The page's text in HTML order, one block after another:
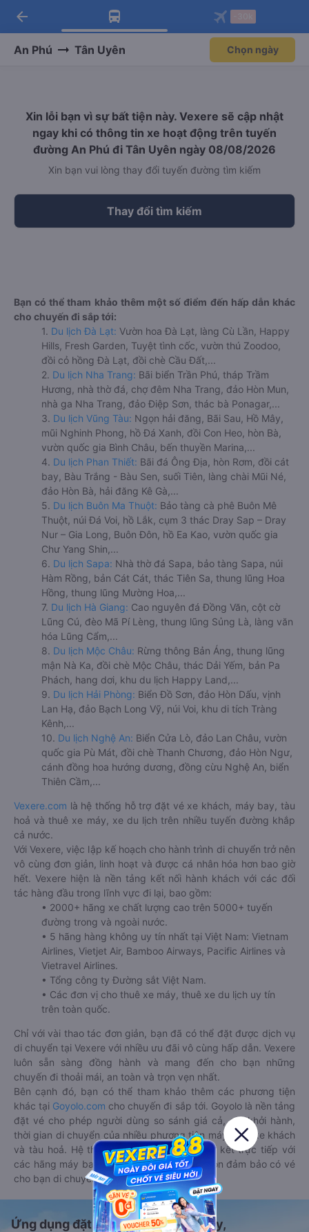
Tải app Vexere ngay!
Nhận ưu đãi thành viên độc
Mở app
Tải app Vexere
-30k/ghế khi đặt vé máy bay qua
Mở app
arrow_back
An Phú Tân Uyên Chọn ngày
Xin lỗi bạn vì sự bất tiện này. Vexere sẽ cập nhật
ngay khi có thông tin xe hoạt động trên tuyến
đường An Phú đi Tân Uyên ngày 08/08/2026
Xin bạn vui lòng thay đổi tuyến đường tìm kiếm
Thay đổi tìm kiếm
Bạn có thể tham khảo thêm một số điểm đến hấp dẫn khác
cho chuyến đi sắp tới:
1. Du lịch Đà Lạt: Vườn hoa Đà Lạt, làng Cù Lần, Happy
Hills, Fresh Garden, Tuyệt tình cốc, vườn thú Zoodoo,
đồi cỏ hồng Đà Lạt, đồi chè Cầu Đất,...
2. Du lịch Nha Trang: Bãi biển Trần Phú, tháp Trầm
Hương, nhà thờ đá, chợ đêm Nha Trang, đảo Hòn Mun,
nhà ga Nha Trang, đảo Điệp Sơn, thác bà Ponagar,...
3. Du lịch Vũng Tàu: Ngọn hải đăng, Bãi Sau, Hồ Mây,
mũi Nghinh Phong, hồ Đá Xanh, đồi Con Heo, hòn Bà,
vườn quốc gia Bình Châu, bến thuyền Marina,...
4. Du lịch Phan Thiết: Bãi đá Ông Địa, hòn Rơm, đồi cát
bay, Bàu Trắng - Bàu Sen, suối Tiên, làng chài Mũi Né,
đảo Hòn Bà, hải đăng Kê Gà,...
5. Du lịch Buôn Ma Thuột: Bảo tàng cà phê Buôn Mê
Thuột, núi Đá Voi, hồ Lắk, cụm 3 thác Dray Sap – Dray
Nur – Gia Long, Buôn Đôn, hồ Ea Kao, vườn quốc gia
Chư Yang Shin,...
6. Du lịch Sapa: Nhà thờ đá Sapa, bảo tàng Sapa, núi
Hàm Rồng, bản Cát Cát, thác Tiên Sa, thung lũng Hoa
Hồng, thung lũng Mường Hoa,...
7. Du lịch Hà Giang: Cao nguyên đá Đồng Văn, cột cờ
Lũng Cú, đèo Mã Pí Lèng, thung lũng Sủng Là, làng văn
hóa Lũng Cẩm,...
8. Du lịch Mộc Châu: Rừng thông Bản Áng, thung lũng
mận Nà Ka, đồi chè Mộc Châu, thác Dải Yếm, bản Pa
Phách, hang dơi, khu du lịch Happy Land,...
9. Du lịch Hải Phòng: Biển Đồ Sơn, đảo Hòn Dấu, vịnh
Lan Hạ, đảo Bạch Long Vỹ, núi Voi, khu di tích Tràng
Kênh,...
10. Du lịch Nghệ An: Biển Cửa Lò, đảo Lan Châu, vườn
quốc gia Pù Mát, đồi chè Thanh Chương, đảo Hòn Ngư,
cánh đồng hoa hướng dương, đồng cừu Nghệ An, biển
Thiên Cầm,...
Vexere.com là hệ thống hỗ trợ đặt vé xe khách, máy bay, tàu
hoả và thuê xe máy, xe du lịch trên nhiều tuyến đường khắp
cả nước.
Với Vexere, việc lập kế hoạch cho hành trình di chuyển trở nên
vô cùng đơn giản, linh hoạt và được cá nhân hóa hơn bao giờ
hết. Vexere hiện là nền tảng kết nối hành khách với các đối
tác hàng đầu trong lĩnh vực đi lại, bao gồm:
• 2000+ hãng xe chất lượng cao trên 5000+ tuyến
đường trong và ngoài nước.
• 5 hãng hàng không uy tín nhất tại Việt Nam: Vietnam
Airlines, Vietjet Air, Bamboo Airways, Pacific Airlines và
Vietravel Airlines.
• Tổng công ty Đường sắt Việt Nam.
• Các đơn vị cho thuê xe máy, thuê xe du lịch uy tín
trên toàn quốc.
Chỉ với vài thao tác đơn giản, bạn đã có thể đặt được dịch vụ
di chuyển tại Vexere với nhiều ưu đãi vô cùng hấp dẫn. Vexere
luôn sẵn sàng đồng hành và mang đến cho bạn những
chuyến đi thoải mái, an toàn và trọn vẹn nhất.
Bên cạnh đó, bạn có thể tham khảo thêm các phương tiện
khác tại Goyolo.com cho chuyến đi sắp tới. Goyolo là nền tảng
đặt vé cho phép người dùng so sánh giá cả, giờ khởi hành,
thời gian di chuyển của nhiều phương tiện máy bay, xe khách
và tàu hoả. Hệ thống của Goyolo được liên kết trực tiếp với
các hãng máy bay, xe khách và tàu hoả, luôn đảm bảo có vé
cho bạn di chuyển.
Ứng dụng đặt vé Xe khách, Máy bay,